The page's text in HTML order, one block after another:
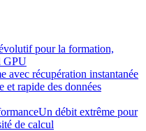
pour la formation,
GPU
avec récupération instantanée
et rapide des données
Un débit extrême pour
de calcul